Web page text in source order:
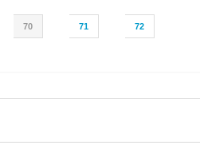
70 71 72